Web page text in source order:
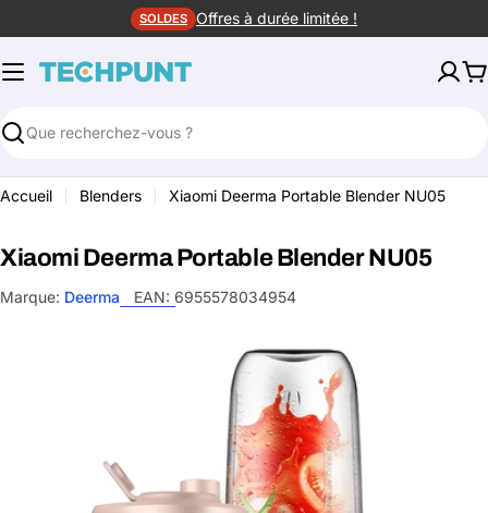
au
contenu
SOLDES Offres à durée limitée !
Rechercher
Accueil Blenders Xiaomi Deerma Portable Blender NU05
Xiaomi Deerma Portable Blender NU05
Marque: Deerma EAN: 6955578034954